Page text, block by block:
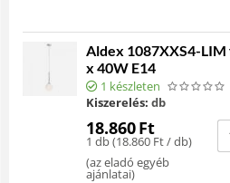
Aldex 1087XXS4-
x 40W E14
1 készleten
Kiszerelés: db
18.860Ft
1 db (18.860 Ft/ db)
(az eladó egyéb
ajánlatai)